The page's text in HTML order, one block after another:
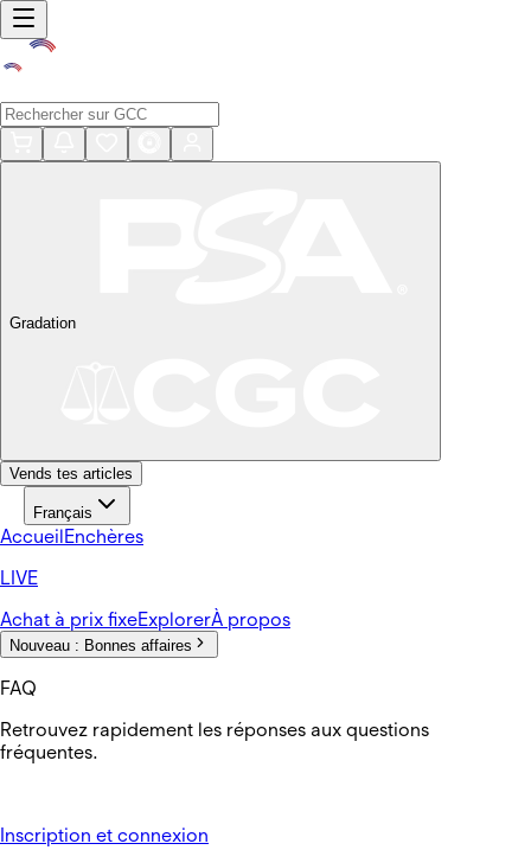
Gradation
Vends tes articles
Français
AccueilEnchères
LIVE
Achat à prix fixeExplorerÀ propos
Nouveau : Bonnes affaires
FAQ
Retrouvez rapidement les réponses aux questions
fréquentes.
Inscription et connexion